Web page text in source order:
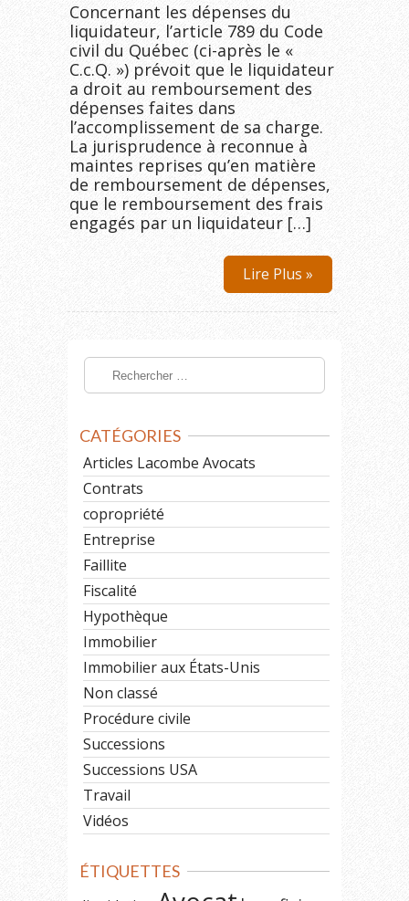
Concernant les dépenses du
liquidateur, l’article 789 du Code
civil du Québec (ci-après le «
C.c.Q. ») prévoit que le liquidateur
a droit au remboursement des
dépenses faites dans
l’accomplissement de sa charge.
La jurisprudence à reconnue à
maintes reprises qu’en matière
de remboursement de dépenses,
que le remboursement des frais
engagés par un liquidateur […]
Lire Plus »
CATÉGORIES
Articles Lacombe Avocats
Contrats
copropriété
Entreprise
Faillite
Fiscalité
Hypothèque
Immobilier
Immobilier aux États-Unis
Non classé
Procédure civile
Successions
Successions USA
Travail
Vidéos
ÉTIQUETTES